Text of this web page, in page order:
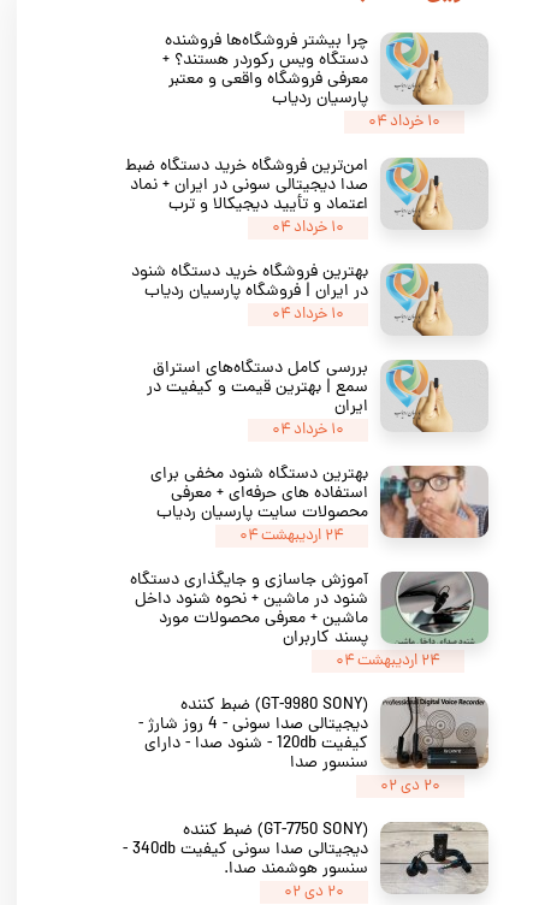
★★ چرا بیشتر فروشگاه‌ها فروشنده
دستگاه ویس رکوردر هستند؟ +
معرفی فروشگاه واقعی و معتبر
پارسیان ردیاب
۱۰ خرداد ۰۴
امن‌ترین فروشگاه خرید دستگاه ضبط
صدا دیجیتالی سونی در ایران + نماد
اعتماد و تأیید دیجیکالا و ترب
۱۰ خرداد ۰۴
بهترین فروشگاه خرید دستگاه شنود
در ایران | فروشگاه پارسیان ردیاب
۱۰ خرداد ۰۴
بررسی کامل دستگاه‌های استراق
سمع | بهترین قیمت و کیفیت در
ایران
۱۰ خرداد ۰۴
بهترین دستگاه شنود مخفی برای
استفاده‌ های حرفه‌ای + معرفی
محصولات سایت پارسیان ردیاب
۲۴ اردیبهشت ۰۴
آموزش جاسازی و جایگذاری دستگاه
شنود در ماشین + نحوه شنود داخل
ماشین + معرفی محصولات مورد
پسند کاربران
۲۴ اردیبهشت ۰۴
(GT-9980 SONY) ضبط کننده
دیجیتالی صدا سونی - 4 روز شارژ -
کیفیت 120db - شنود صدا - دارای
سنسور صدا
۲۰ دی ۰۲
(GT-7750 SONY) ضبط کننده
دیجیتالی صدا سونی کیفیت 340db -
سنسور هوشمند صدا.
۲۰ دی ۰۲